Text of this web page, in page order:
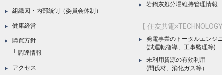
組織図・内部統制（委員会体制）
健康経営
購買方針
調達情報
アクセス
岩鍋灰処分場維持管理情報
【 住友共電
発電事業のトータルエンジ
(試運転指導、工事監理等)
未利用資源の有効利用
(間伐材、消化ガス等）